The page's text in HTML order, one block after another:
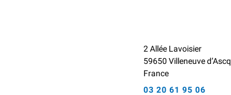
2 Allée Lavoisier
59650 Villeneuve d’Ascq
France
03 20 61 95 06